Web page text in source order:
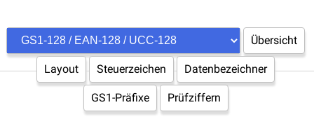
Übersicht
Layout Steuerzeichen Datenbezeichner
GS1-Präfixe Prüfziffern